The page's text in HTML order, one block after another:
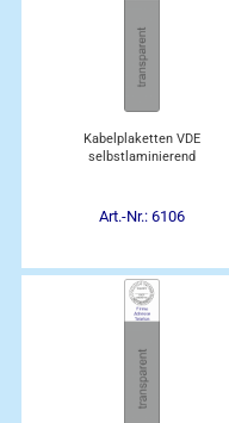
Kabelplaketten VDE
selbstlaminierend
Art.-Nr.: 6106